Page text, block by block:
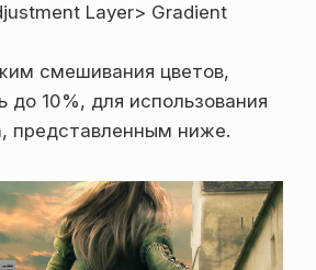
Layer> Gradient
смешивания цветов,
до 10%, для использования
представленным ниже.